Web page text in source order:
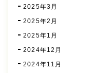
2025年3月
2025年2月
2025年1月
2024年12月
2024年11月